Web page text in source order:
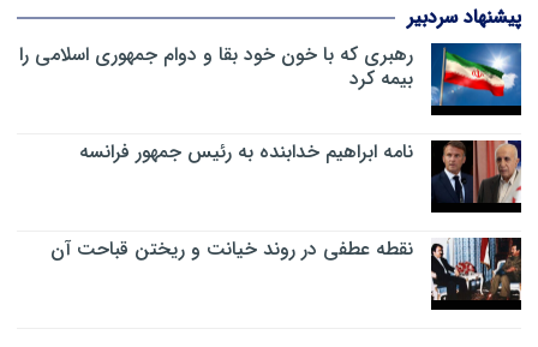
پیشنهاد سردبیر
رهبری که با خون خود بقا و دوام جمهوری اسلامی را
بیمه کرد
نامه ابراهیم خدابنده به رئیس جمهور فرانسه
نقطه عطفی در روند خیانت و ریختن قباحت آن